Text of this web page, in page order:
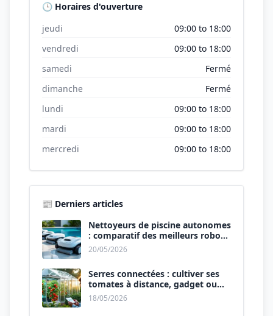
🕒 Horaires d'ouverture
jeudi
09:00 to 18:00
vendredi
09:00 to 18:00
samedi
Fermé
dimanche
Fermé
lundi
09:00 to 18:00
mardi
09:00 to 18:00
mercredi
09:00 to 18:00
📰 Derniers articles
Nettoyeurs de piscine autonomes
: comparatif des meilleurs robots
de 2026.
20/05/2026
Serres connectées : cultiver ses
tomates à distance, gadget ou
révolution ?
18/05/2026